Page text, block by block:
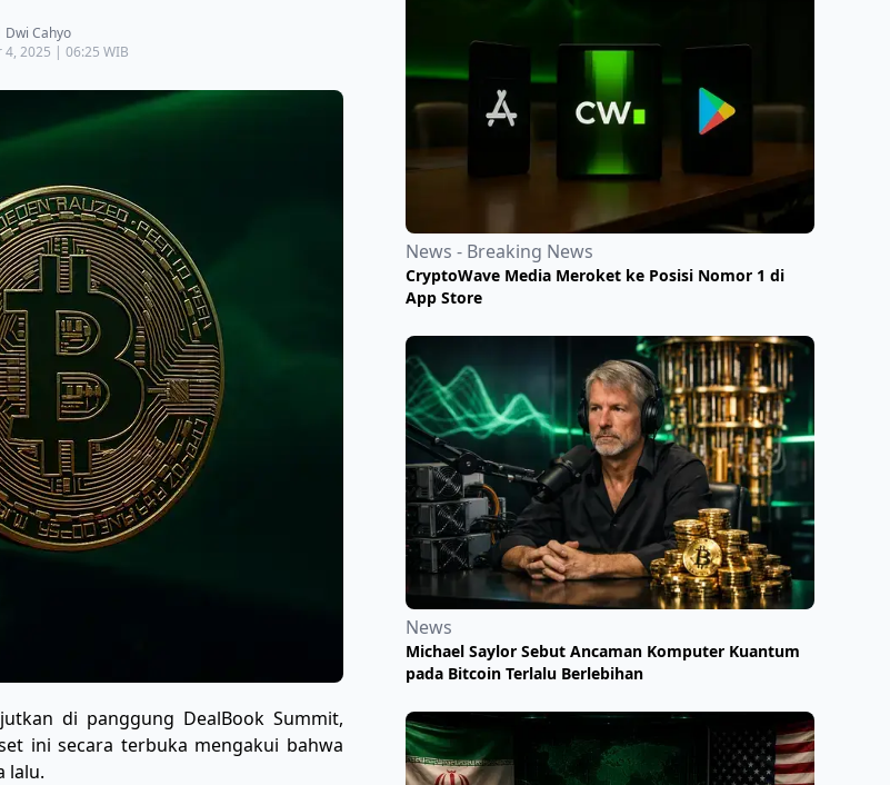
Dwi Cahyo
4, 2025 | 06:25 WIB
di panggung DealBook Summit,
ini secara terbuka mengakui bahwa
lalu.
News - Breaking News
CryptoWave Media Meroket ke Posisi Nomor 1 di
App Store
News
Michael Saylor Sebut Ancaman Komputer Kuantum
pada Bitcoin Terlalu Berlebihan